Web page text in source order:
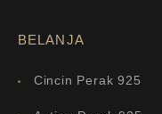
BELANJA
Cincin Perak 925